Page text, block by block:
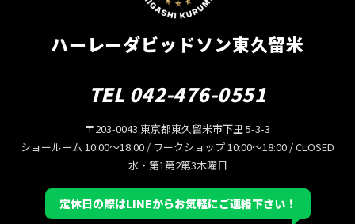
ハーレーダビッドソン東久留米
TEL 042-476-0551
〒203-0043 東京都東久留米市下里 5-3-3
ショールーム 10:00〜18:00 / ワークショップ 10:00〜18:00 / CLOSED
水・第1第2第3木曜日
定休日の際はLINEからお気軽にご連絡下さい！